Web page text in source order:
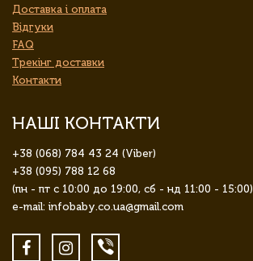
Доставка і оплата
Відгуки
FAQ
Трекінг доставки
Контакти
НАШІ КОНТАКТИ
+38 (068) 784 43 24 (Viber)
+38 (095) 788 12 68
(пн - пт с 10:00 до 19:00, сб - нд 11:00 - 15:00)
e-mail: infobaby.co.ua@gmail.com